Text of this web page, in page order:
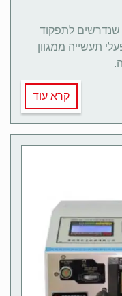
שנדרשים לתפקוד
תעשייה ממגוון
קרא עוד